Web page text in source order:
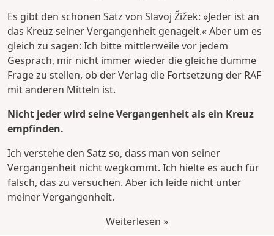
Es gibt den schönen Satz von Slavoj Žižek: »Jeder ist an
das Kreuz seiner Vergangenheit genagelt.« Aber um es
gleich zu sagen: Ich bitte mittlerweile vor jedem
Gespräch, mir nicht immer wieder die gleiche dumme
Frage zu stellen, ob der Verlag die Fortsetzung der RAF
mit anderen Mitteln ist.
Nicht jeder wird seine Vergangenheit als ein Kreuz
empfinden.
Ich verstehe den Satz so, dass man von seiner
Vergangenheit nicht wegkommt. Ich hielte es auch für
falsch, das zu versuchen. Aber ich leide nicht unter
meiner Vergangenheit.
Weiterlesen »